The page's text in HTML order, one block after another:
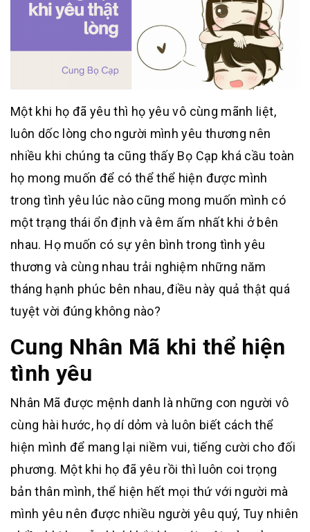
Một khi họ đã yêu thì họ yêu vô cùng mãnh liệt,
luôn dốc lòng cho người mình yêu thương nên
nhiều khi chúng ta cũng thấy Bọ Cạp khá cầu toàn
họ mong muốn để có thể thể hiện được mình
trong tình yêu lúc nào cũng mong muốn mình có
một trạng thái ổn định và êm ấm nhất khi ở bên
nhau. Họ muốn có sự yên bình trong tình yêu
thương và cùng nhau trải nghiệm những năm
tháng hạnh phúc bên nhau, điều này quả thật quá
tuyệt vời đúng không nào?
Cung Nhân Mã khi thể hiện
tình yêu
Nhân Mã được mệnh danh là những con người vô
cùng hài hước, họ dí dỏm và luôn biết cách thể
hiện mình để mang lại niềm vui, tiếng cười cho đối
phương. Một khi họ đã yêu rồi thì luôn coi trọng
bản thân mình, thể hiện hết mọi thứ với người mà
mình yêu nên được nhiều người yêu quý, Tuy nhiên